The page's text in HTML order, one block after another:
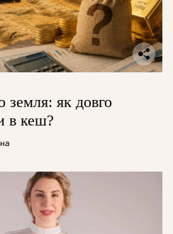
земля: як довго
в кеш?